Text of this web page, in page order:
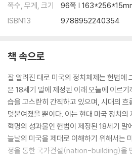
쪽수, 무게, 크기
96쪽 |
ISBN13
9788952240354
책 속으로
잘 알려진 대로 미국의 정치체제는 헌법에
은 18세기 말에 제정된 이래 오늘에 이르
습을 고스란히 간직하고 있으며, 시대의
덧붙여졌을 뿐이다. 이는 현대 미국 정치의
혁명의 성과물인 헌법이 제정된 18세기 말
늘날의 미국을 제대로 이해하기 위해서는
정을 통한 국가건설(nation-building)을